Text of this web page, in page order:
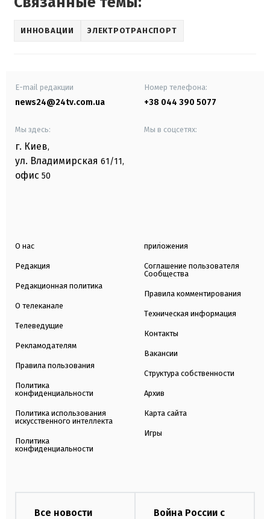
ИННОВАЦИИ ЭЛЕКТРОТРАНСПОРТ
E-mail редакции
news24@24tv.com.ua
Номер телефона:
+38 044 390 5077
Мы здесь:
г. Киев,
ул. Владимирская 61/11,
офис 50
Мы в соцсетях:
О нас
Редакция
Редакционная политика
О телеканале
Телеведущие
Рекламодателям
Правила пользования
Политика
конфиденциальности
Политика использования
искусственного интеллекта
Политика
конфиденциальности
приложения
Соглашение пользователя
Сообщества
Правила комментирования
Техническая информация
Контакты
Вакансии
Структура собственности
Архив
Карта сайта
Игры
Все новости
Война России с